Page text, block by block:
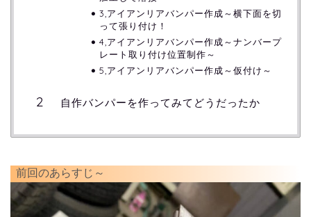
3,アイアンリアバンパー作成～横下面を切
って張り付け！
4,アイアンリアバンパー作成～ナンバープ
レート取り付け位置制作～
5,アイアンリアバンパー作成～仮付け～
自作バンパーを作ってみてどうだったか
前回のあらすじ～